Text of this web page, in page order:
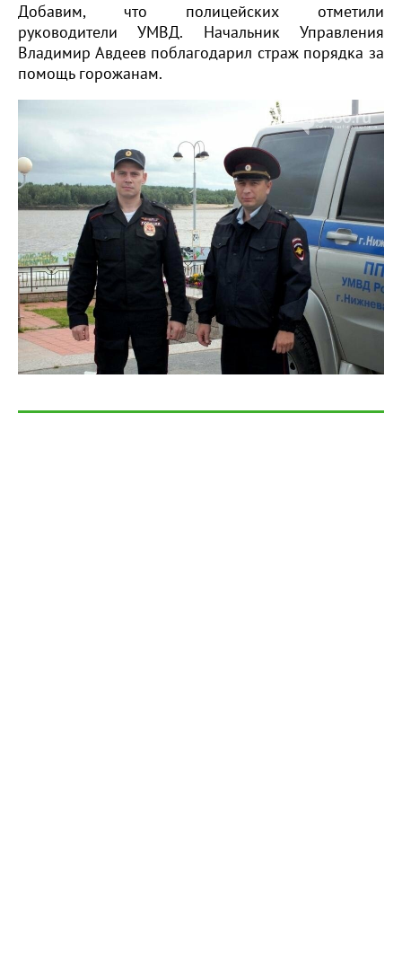
Добавим, что полицейских отметили
руководители УМВД. Начальник Управления
Владимир Авдеев поблагодарил страж порядка за
помощь горожанам.